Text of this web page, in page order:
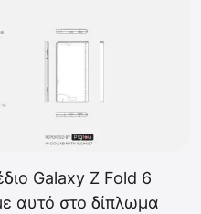
Galaxy Z Fold 6
αυτό στο δίπλωμα